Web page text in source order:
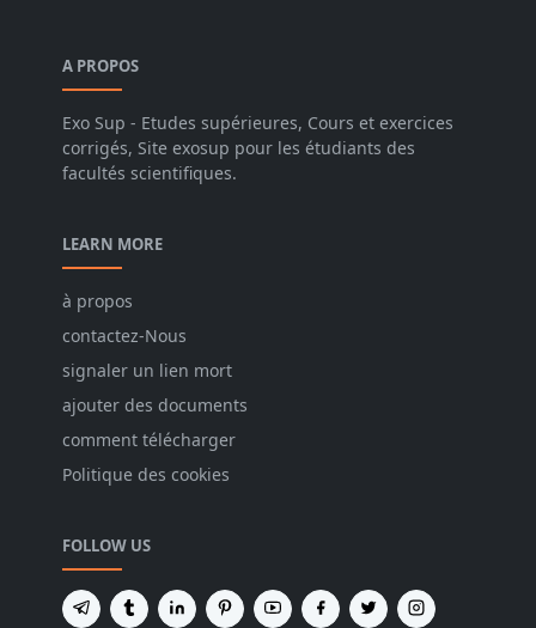
A PROPOS
Exo Sup - Etudes supérieures, Cours et exercices
corrigés, Site exosup pour les étudiants des
facultés scientifiques.
LEARN MORE
à propos
contactez-Nous
signaler un lien mort
ajouter des documents
comment télécharger
Politique des cookies
FOLLOW US